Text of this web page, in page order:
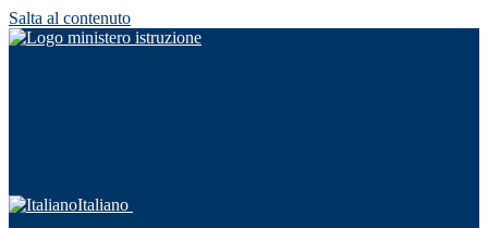
Salta al contenuto
Italiano